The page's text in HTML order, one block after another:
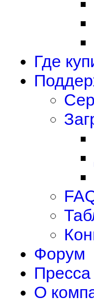
Где
Форум
Пресса
О